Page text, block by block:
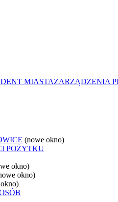
MIASTAZARZĄDZENIA
(nowe okno)
POŻYTKU
okno)
okno)